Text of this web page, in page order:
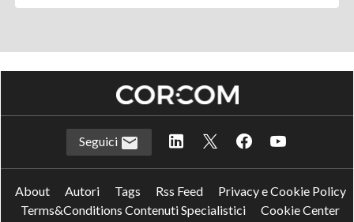
Seguici
About Autori Tags Rss Feed
Privacy e Cookie Policy
Terms&Conditions Contenuti Specialistici
Cookie Center